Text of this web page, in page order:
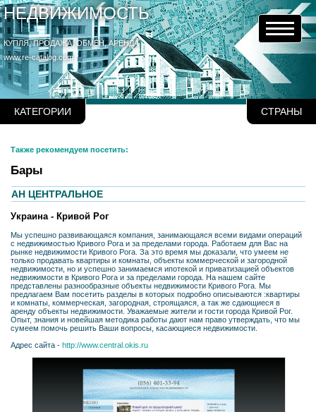
НЕДВИЖИМОСТЬ
КУПЛЯ, ПРОДАЖА, ОБМЕН, АРЕНДА
www.re-catalog.com
КАТЕГОРИИ СТРАНЫ
Также рекомендуем посетить:
Бары
АН ЦЕНТРАЛЬНОЕ
Украина - Кривой Рог
Мы успешно развивающаяся компания, занимающаяся всеми видами операций
с недвижимостью Кривого Рога и за пределами города. Работаем для Вас на
рынке недвижимости Кривого Рога. За это время мы доказали, что умеем не
только продавать квартиры и комнаты, объекты коммерческой и загородной
недвижимости, но и успешно занимаемся ипотекой и приватизацией объектов
недвижимости в Кривого Рога и за пределами города. На нашем сайте
представлены разнообразные объекты недвижимости Кривого Рога. Мы
предлагаем Вам посетить разделы в которых подробно описываются :квартиры
и комнаты, коммерческая, загородная, строящаяся, а так же сдающиеся в
аренду объекты недвижимости. Уважаемые жители и гости города Кривой Рог.
Опыт, знания и новейшая методика работы дают нам право утверждать, что мы
сумеем помочь решить Ваши вопросы, касающиеся недвижимости.
Адрес сайта - http://www.central.okis.ru